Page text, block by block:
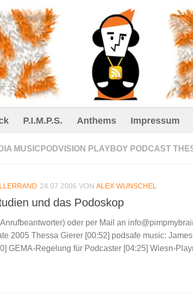
P.I.M.P.S. Anthems Impressum
MUSICPODVISION PLAYBOY PODCAST
24.07.2006 VON ALEX WUNSCHEL
und das Podoskop
oder per Mail an
2005 Thessa Gierer [00:52] podsafe music:
GEMA-Regelung für Podcaster [04:25] Wiesn-